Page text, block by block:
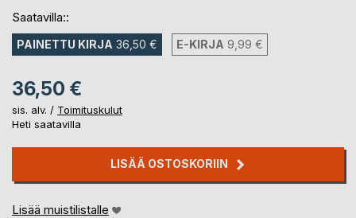
Saatavilla::
PAINETTU KIRJA 36,50 € E-KIRJA 9,99 €
36,50 €
sis. alv. / Toimituskulut
Heti saatavilla
LISÄÄ OSTOSKORIIN
Lisää muistilistalle